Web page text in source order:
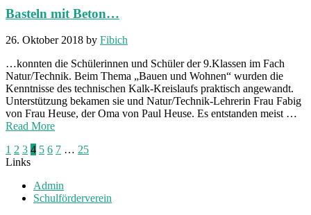
Basteln mit Beton…
26. Oktober 2018 by Fibich
…konnten die Schülerinnen und Schüler der 9.Klassen im Fach
Natur/Technik. Beim Thema „Bauen und Wohnen“ wurden die
Kenntnisse des technischen Kalk-Kreislaufs praktisch angewandt.
Unterstützung bekamen sie und Natur/Technik-Lehrerin Frau Fabig
von Frau Heuse, der Oma von Paul Heuse. Es entstanden meist …
Read More
Seitennummerierung
der
Beiträge
1 2 3 4 5 6 7 … 25
Links
Admin
Schulförderverein